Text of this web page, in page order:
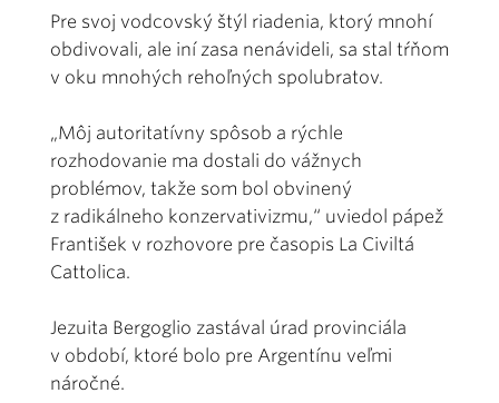
Pre svoj vodcovský štýl riadenia, ktorý mnohí
obdivovali, ale iní zasa nenávideli, sa stal tŕňom
v oku mnohých rehoľných spolubratov.
„Môj autoritatívny spôsob a rýchle
rozhodovanie ma dostali do vážnych
problémov, takže som bol obvinený
z radikálneho konzervativizmu,“ uviedol pápež
František v rozhovore pre časopis La Civiltá
Cattolica.
Jezuita Bergoglio zastával úrad provinciála
v období, ktoré bolo pre Argentínu veľmi
náročné.